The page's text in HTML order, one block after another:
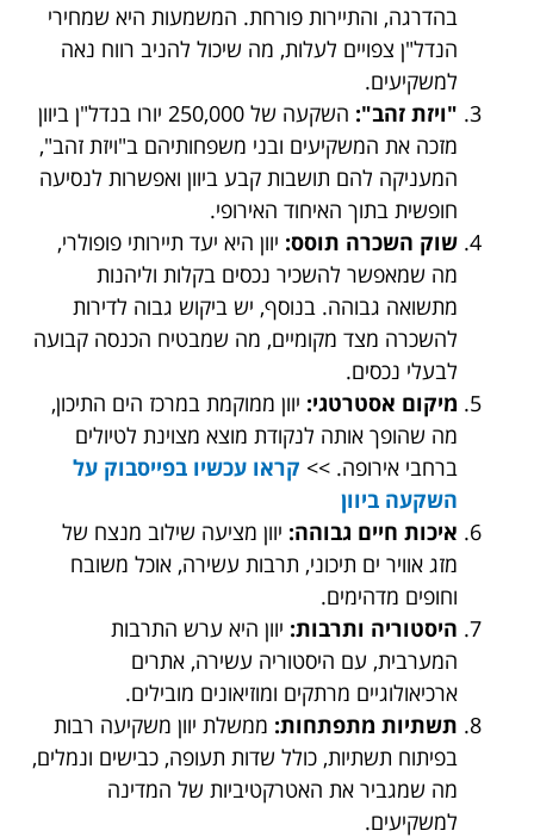
בהדרגה, והתיירות פורחת. המשמעות היא שמחירי
הנדל"ן צפויים לעלות, מה שיכול להניב רווח נאה
למשקיעים.
"ויזת זהב":
השקעה של 250,000 יורו בנדל"ן ביוון
מזכה את המשקיעים ובני משפחותיהם ב"ויזת זהב",
המעניקה להם תושבות קבע ביוון ואפשרות לנסיעה
חופשית בתוך האיחוד האירופי.
שוק השכרה תוסס: יוון היא יעד תיירותי פופולרי,
מה שמאפשר להשכיר נכסים בקלות וליהנות
מתשואה גבוהה. בנוסף, יש ביקוש גבוה לדירות
להשכרה מצד מקומיים, מה שמבטיח הכנסה קבועה
לבעלי נכסים.
מיקום אסטרטגי: יוון ממוקמת במרכז הים התיכון,
מה שהופך אותה לנקודת מוצא מצוינת לטיולים
ברחבי אירופה. >> קראו עכשיו בפייסבוק על
השקעה ביוון
איכות חיים גבוהה: יוון מציעה שילוב מנצח של
מזג אוויר ים תיכוני, תרבות עשירה, אוכל משובח
וחופים מדהימים.
היסטוריה ותרבות: יוון היא ערש התרבות
המערבית, עם היסטוריה עשירה, אתרים
ארכיאולוגיים מרתקים ומוזיאונים מובילים.
תשתיות מתפתחות: ממשלת יוון משקיעה רבות
בפיתוח תשתיות, כולל שדות תעופה, כבישים ונמלים,
מה שמגביר את האטרקטיביות של המדינה
למשקיעים.